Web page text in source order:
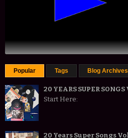
Popular Tags Blog Archives
20 YEARS SUPER SONGS
Start Here:
20 Years Super Songs